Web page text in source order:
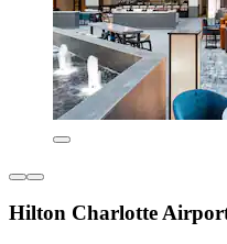
Hilton Charlotte